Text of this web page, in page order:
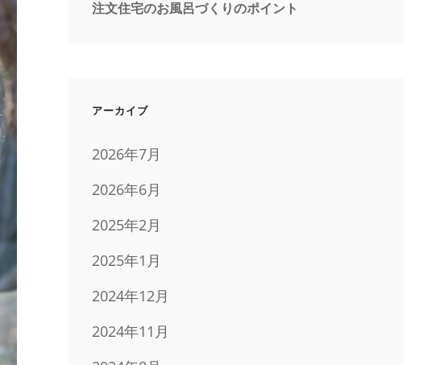
注文住宅のお風呂づくりのポイント
アーカイブ
2026年7月
2026年6月
2025年2月
2025年1月
2024年12月
2024年11月